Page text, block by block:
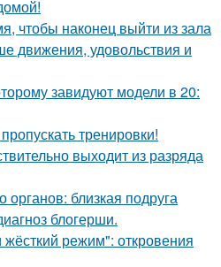
чтобы наконец выйти из зала
движения, удовольствия и
завидуют модели в 20:
тренировки!
выходит из разряда
органов: близкая подруга
блогерши.
жёсткий режим": откровения